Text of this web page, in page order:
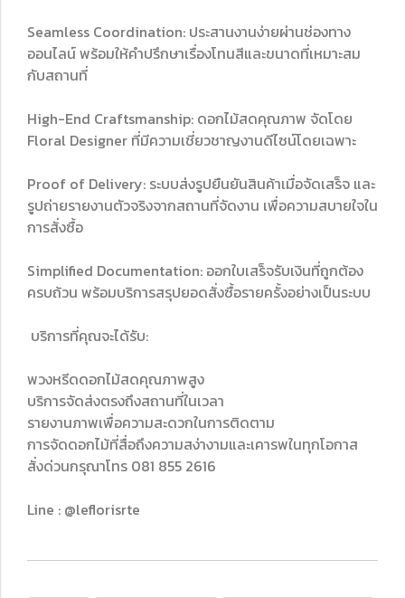
Seamless Coordination: ประสานงานง่ายผ่านช่องทาง
ออนไลน์ พร้อมให้คำปรึกษาเรื่องโทนสีและขนาดที่เหมาะสม
กับสถานที่
High-End Craftsmanship: ดอกไม้สดคุณภาพ จัดโดย
Floral Designer ที่มีความเชี่ยวชาญงานดีไซน์โดยเฉพาะ
Proof of Delivery: ระบบส่งรูปยืนยันสินค้าเมื่อจัดเสร็จ และ
รูปถ่ายรายงานตัวจริงจากสถานที่จัดงาน เพื่อความสบายใจใน
การสั่งซื้อ
Simplified Documentation: ออกใบเสร็จรับเงินที่ถูกต้อง
ครบถ้วน พร้อมบริการสรุปยอดสั่งซื้อรายครั้งอย่างเป็นระบบ
บริการที่คุณจะได้รับ:
พวงหรีดดอกไม้สดคุณภาพสูง
บริการจัดส่งตรงถึงสถานที่ในเวลา
รายงานภาพเพื่อความสะดวกในการติดตาม
การจัดดอกไม้ที่สื่อถึงความสง่างามและเคารพในทุกโอกาส
สั่งด่วนกรุณาโทร 081 855 2616
Line : @leflorisrte